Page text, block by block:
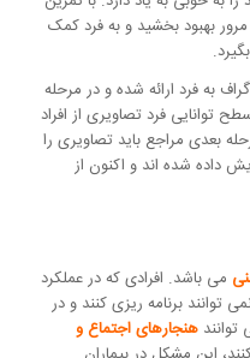
بهبود بخشید و به فرد کمک
به فرد ارائه شده و در مرحله
فرد تصاویری از افراد
بعدی مراجع باید تصاویری را
داده شده اند و اکنون از
می باشد. افرادی که در عملکرد
توانند برنامه ریزی کنند و در
هنجارهای اجتماع و